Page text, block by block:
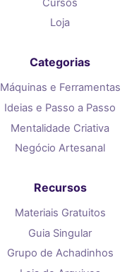
Cursos
Loja
Categorias
Máquinas e Ferramentas
Ideias e Passo a Passo
Mentalidade Criativa
Negócio Artesanal
Recursos
Materiais Gratuitos
Guia Singular
Grupo de Achadinhos